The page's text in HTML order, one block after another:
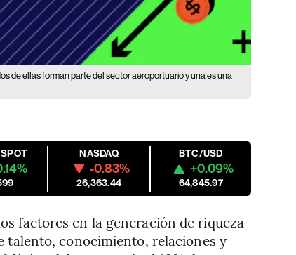
de ellas forman parte del sector aeroportuario y una es una
NASDAQ
-0.83%
26,363.44
BTC/USD
+0.09%
64,845.97
factores en la generación de riqueza
talento, conocimiento, relaciones y